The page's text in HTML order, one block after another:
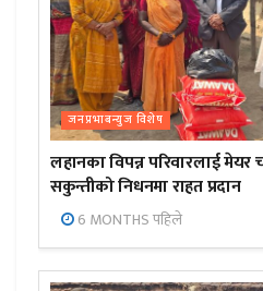
जनप्रभाबन्युज विशेष
लहानका विपन्न परिवारलाई मेयर
सकुन्तीको निधनमा राहत प्रदान
6 MONTHS पहिले